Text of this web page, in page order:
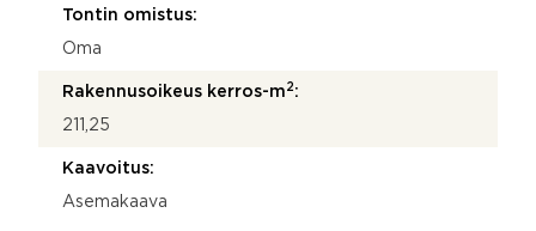
Tontin omistus:
Oma
Rakennusoikeus kerros-m 2 :
211,25
Kaavoitus:
Asemakaava